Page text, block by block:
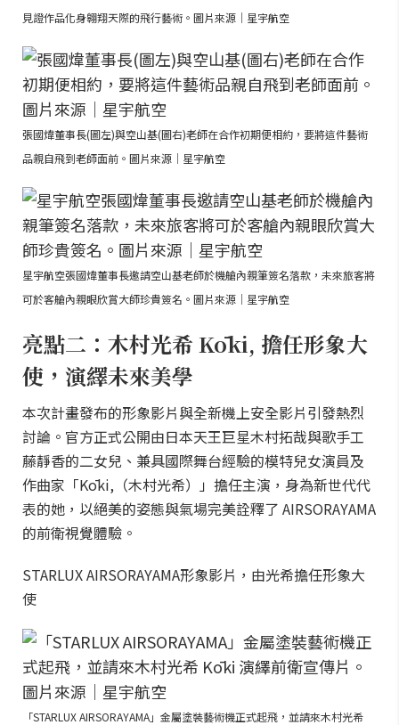
見證作品化身翱翔天際的飛行藝術。圖片來源｜星宇航空
張國煒董事長(圖左)與空山基(圖右)老師在合作初期便相約，要將這件藝術
品親自飛到老師面前。圖片來源｜星宇航空
星宇航空張國煒董事長邀請空山基老師於機艙內親筆簽名落款，未來旅客將
可於客艙內親眼欣賞大師珍貴簽名。圖片來源｜星宇航空
亮點二：木村光希 Kōki, 擔任形象大
使，演繹未來美學
本次計畫發布的形象影片與全新機上安全影片引發熱烈
討論。官方正式公開由日本天王巨星木村拓哉與歌手工
藤靜香的二女兒、兼具國際舞台經驗的模特兒女演員及
作曲家「Kōki,（木村光希）」擔任主演，身為新世代代
表的她，以絕美的姿態與氣場完美詮釋了 AIRSORAYAMA
的前衛視覺體驗。
STARLUX AIRSORAYAMA形象影片，由光希擔任形象大
使
「STARLUX AIRSORAYAMA」金屬塗裝藝術機正式起飛，並請來木村光希